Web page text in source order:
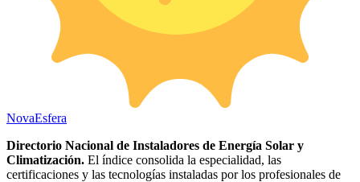
NovaEsfera
Directorio Nacional de Instaladores de Energía Solar y
Climatización. El índice consolida la especialidad, las
certificaciones y las tecnologías instaladas por los profesionales de